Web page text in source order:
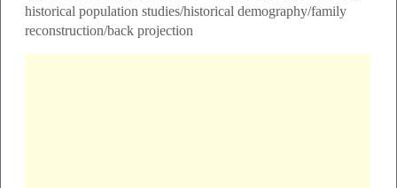
historical population studies/historical demography/family
reconstruction/back projection